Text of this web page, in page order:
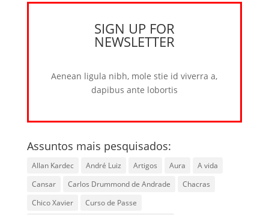
SIGN UP FOR
NEWSLETTER
Aenean ligula nibh, mole stie id viverra a,
dapibus ante lobortis
Assuntos mais pesquisados:
Allan Kardec André Luiz Artigos Aura
A vida
Cansar
Carlos Drummond de Andrade
Chacras
Chico Xavier
Curso de Passe